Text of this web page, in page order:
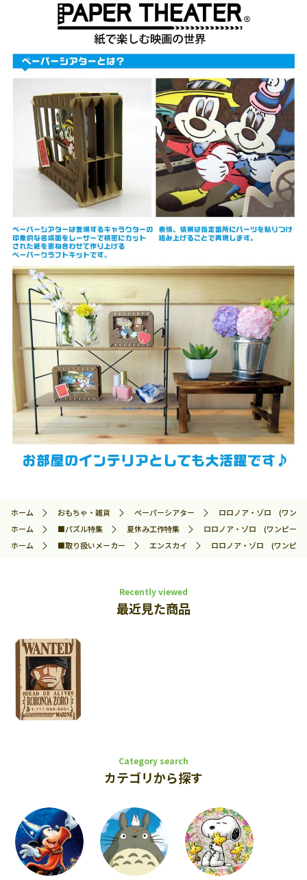
ホーム おもちゃ・雑貨 ペーパーシアター
ロロノア・ゾロ (ワン
ホーム
■パズル特集 夏休み工作特集
ロロノア・ゾロ (ワンピー
ホーム
■取り扱いメーカー エンスカイ ロロノア・ゾロ (ワンピ
Recently viewed
最近見た商品
Category search
カテゴリから探す